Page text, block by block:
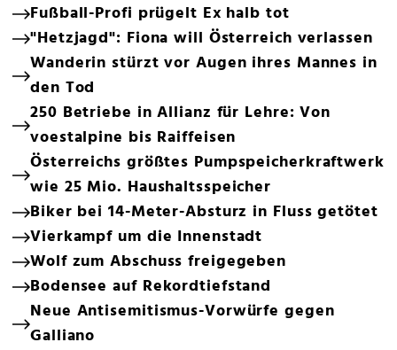
Fußball-Profi prügelt Ex halb tot
"Hetzjagd": Fiona will Österreich verlassen
Wanderin stürzt vor Augen ihres Mannes in
den Tod
250 Betriebe in Allianz für Lehre: Von
voestalpine bis Raiffeisen
Österreichs größtes Pumpspeicherkraftwerk
wie 25 Mio. Haushaltsspeicher
Biker bei 14-Meter-Absturz in Fluss getötet
Vierkampf um die Innenstadt
Wolf zum Abschuss freigegeben
Bodensee auf Rekordtiefstand
Neue Antisemitismus-Vorwürfe gegen
Galliano